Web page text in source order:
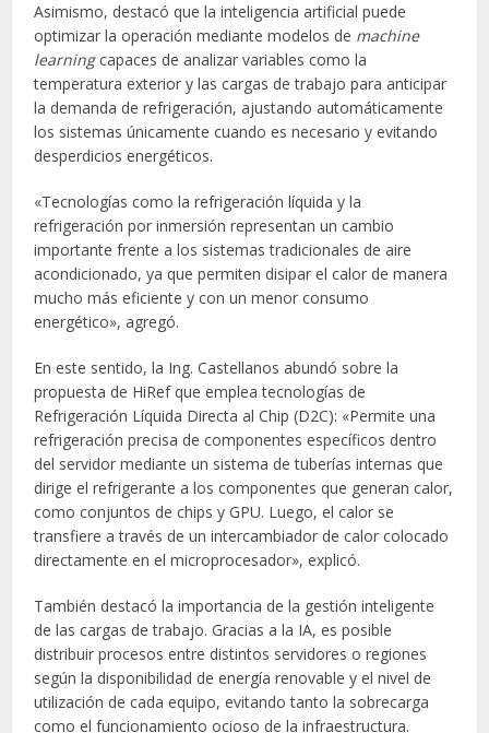
Asimismo, destacó que la inteligencia artificial puede
optimizar la operación mediante modelos de machine
learningcapaces de analizar variables como la
temperatura exterior y las cargas de trabajo para anticipar
la demanda de refrigeración, ajustando automáticamente
los sistemas únicamente cuando es necesario y evitando
desperdicios energéticos.
«Tecnologías como la refrigeración líquida y la
refrigeración por inmersión representan un cambio
importante frente a los sistemas tradicionales de aire
acondicionado, ya que permiten disipar el calor de manera
mucho más eficiente y con un menor consumo
energético», agregó.
En este sentido, la Ing. Castellanos abundó sobre la
propuesta de HiRef que emplea tecnologías de
Refrigeración Líquida Directa al Chip (D2C): «Permite una
refrigeración precisa de componentes específicos dentro
del servidor mediante un sistema de tuberías internas que
dirige el refrigerante a los componentes que generan calor,
como conjuntos de chips y GPU. Luego, el calor se
transfiere a través de un intercambiador de calor colocado
directamente en el microprocesador», explicó.
También destacó la importancia de la gestión inteligente
de las cargas de trabajo. Gracias a la IA, es posible
distribuir procesos entre distintos servidores o regiones
según la disponibilidad de energía renovable y el nivel de
utilización de cada equipo, evitando tanto la sobrecarga
como el funcionamiento ocioso de la infraestructura.